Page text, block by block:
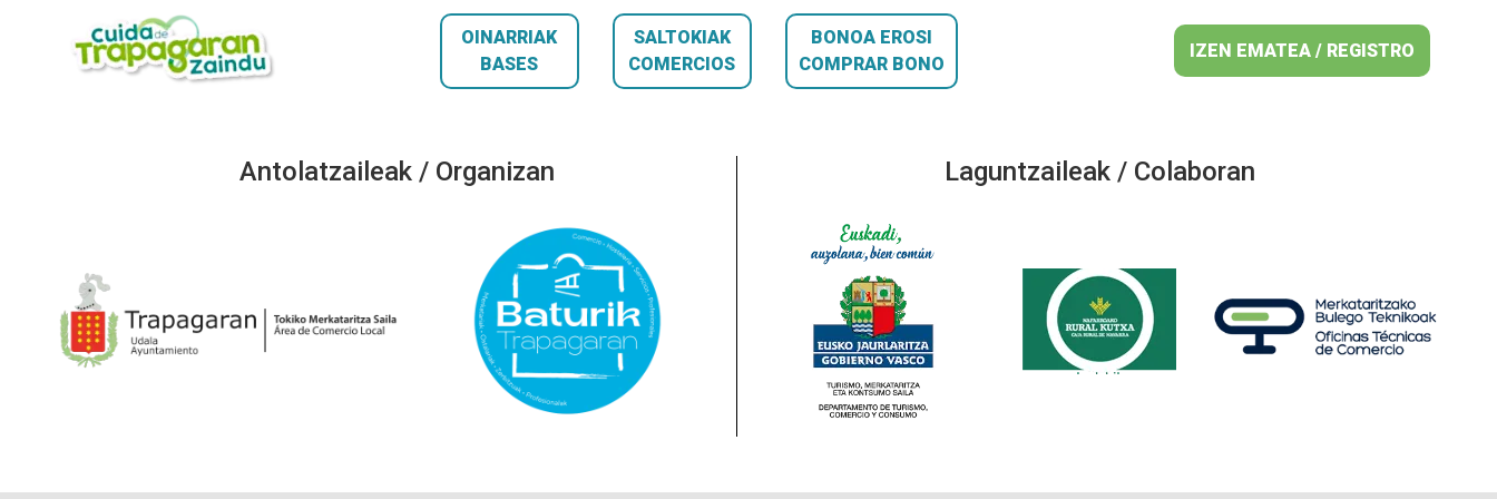
OINARRIAK
BASES
SALTOKIAK
COMERCIOS
BONOA EROSI
COMPRAR BONO
IZEN EMATEA / REGISTRO
Antolatzaileak / Organizan Laguntzaileak / Colaboran